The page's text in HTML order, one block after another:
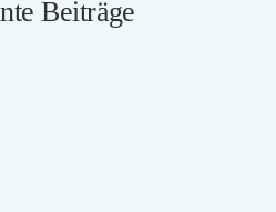
Beiträge